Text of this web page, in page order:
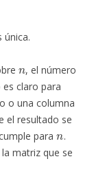
única.
, el número
es claro para
o una columna
el resultado se
para
n
.
la matriz que se